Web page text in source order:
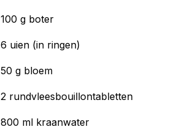
100 g boter
6 uien (in ringen)
50 g bloem
2 rundvleesbouillontabletten
800 ml kraanwater